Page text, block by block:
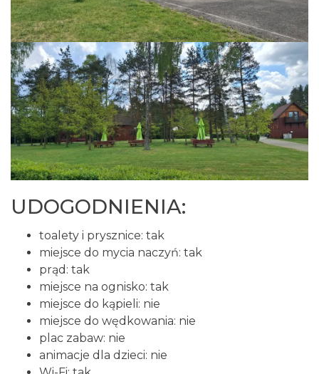
UDOGODNIENIA:
toalety i prysznice: tak
miejsce do mycia naczyń: tak
prąd: tak
miejsce na ognisko: tak
miejsce do kąpieli: nie
miejsce do wędkowania: nie
plac zabaw: nie
animacje dla dzieci: nie